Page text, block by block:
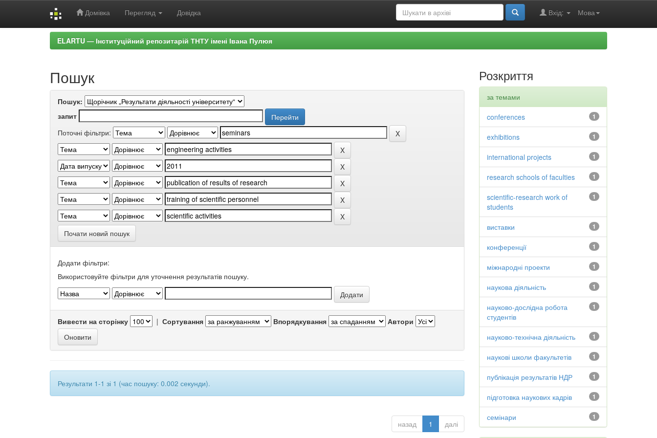
Домівка Перегляд Довідка Мова
Вхід:
ELARTU — Інституційний репозитарій ТНТУ імені Івана Пулюя
Пошук
Пошук:
запит
Поточні фільтри:
Почати новий пошук
Додати фільтри:
Використовуйте фільтри для уточнення результатів пошуку.
Вивести на сторінку | Сортування Впорядкування Автори
Результати 1-1 зі 1 (час пошуку: 0.002 секунди).
назад 1 далі
Розкриття
за темами
1
conferences
1
exhibitions
1
international projects
1
research schools of faculties
1
scientific-research work of
students
1
виставки
1
конференції
1
міжнародні проекти
1
наукова діяльність
1
науково-дослідна робота
студентів
1
науково-технічна діяльність
1
наукові школи факультетів
1
публікація результатів НДР
1
підготовка наукових кадрів
1
семінари